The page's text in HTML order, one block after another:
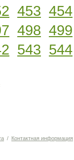
453 454
498 499
543 544
/ Контактная информация